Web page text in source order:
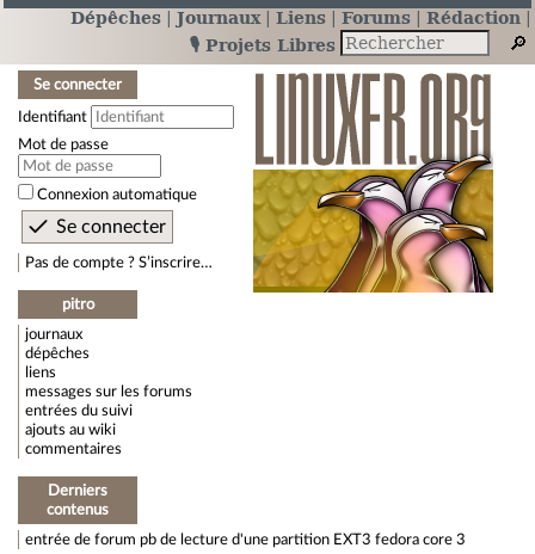
Dépêches Journaux Liens Forums
Rédaction
🎙️ Projets Libres
Se connecter
Identifiant
Mot de passe
Connexion automatique
Pas de compte ? S’inscrire…
pitro
journaux
dépêches
liens
messages sur les forums
entrées du suivi
ajouts au wiki
commentaires
Derniers
contenus
entrée de forum pb de lecture d'une partition EXT3 fedora core 3